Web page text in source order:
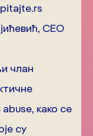
CEO
члан
како се
су